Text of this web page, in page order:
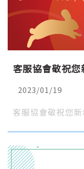
客服協會敬祝
2023/01/19
客服協會敬祝您